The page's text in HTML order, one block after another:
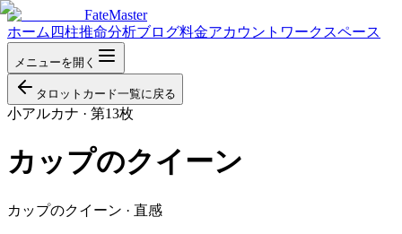
FateMaster
ホーム 四柱推命分析ブログ料金アカウント ワークスペース
メニューを開く
タロットカード一覧に戻る
小アルカナ · 第13枚
カップのクイーン
カップのクイーン · 直感